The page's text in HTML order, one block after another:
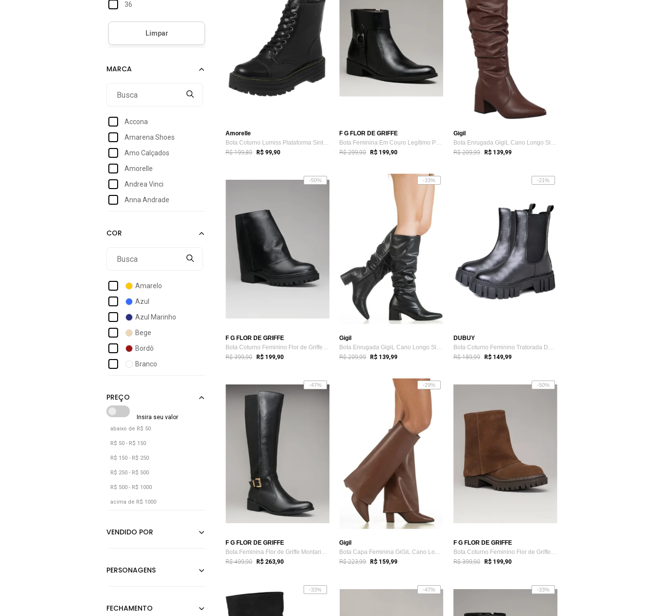
36
37
39
40
Accona
Amarena Shoes
Amo Calçados
Amorelle
Andrea Vinci
Anna Andrade
Bia Ramos
Clube Do Sapato De Franca
Columbia
Amarelo
Azul
Azul Marinho
Bege
Bordô
Branco
Castanho
Cinza
Cobra
Cáqui
Dourado
Estampado
Grafite
Jeans
abaixo de R$ 50
R$ 50 - R$ 150
R$ 150 - R$ 250
R$ 250 - R$ 500
R$ 500 - R$ 1000
acima de R$ 1000
Amorelle
Bota Coturno Lumiss Plataforma Sintético...
R$ 199,80 R$ 99,90
F G FLOR DE GRIFFE
Bota Feminina Em Couro Legítimo Preto Fl...
R$ 299,90 R$ 199,90
Gigil
Bota Enrugada GigiL Cano Longo Slouch Bi...
R$ 209,99 R$ 139,99
-50%
F G FLOR DE GRIFFE
Bota Coturno Feminino Flor de Griffe Em ...
R$ 399,90 R$ 199,90
-33%
Gigil
Bota Enrugada GigiL Cano Longo Slouch Bi...
R$ 209,99 R$ 139,99
-21%
DUBUY
Bota Coturno Feminino Tratorada DUBUY 1506FG Preto
R$ 189,99 R$ 149,99
-47%
F G FLOR DE GRIFFE
Bota Feminina Flor de Griffe Montaria Co...
R$ 499,90 R$ 263,90
-29%
Gigil
Bota Capa Feminina GiGiL Cano Longo Salt...
R$ 223,99 R$ 159,99
-50%
F G FLOR DE GRIFFE
Bota Coturno Feminino Flor de Griffe Em ...
R$ 399,90 R$ 199,90
-33% -47% -33%